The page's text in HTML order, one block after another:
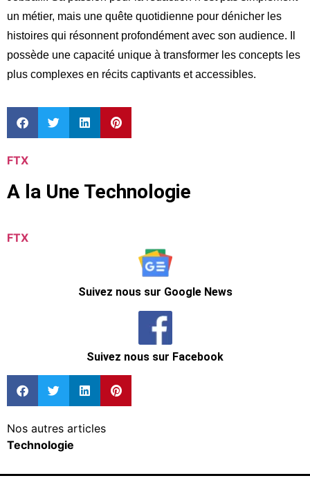
un métier, mais une quête quotidienne pour dénicher les
histoires qui résonnent profondément avec son audience. Il
possède une capacité unique à transformer les concepts les
plus complexes en récits captivants et accessibles.
FTX
A la Une Technologie
FTX
Suivez nous sur Google News
Suivez nous sur Facebook
Nos autres articles
Technologie